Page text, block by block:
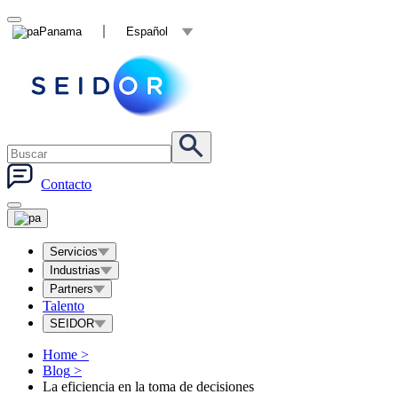
Panama Español
Contacto
Servicios
Industrias
Partners
Talento
SEIDOR
Home >
Blog >
La eficiencia en la toma de decisiones